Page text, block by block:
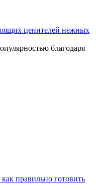
ценителей нежных
благодаря
правильно готовить